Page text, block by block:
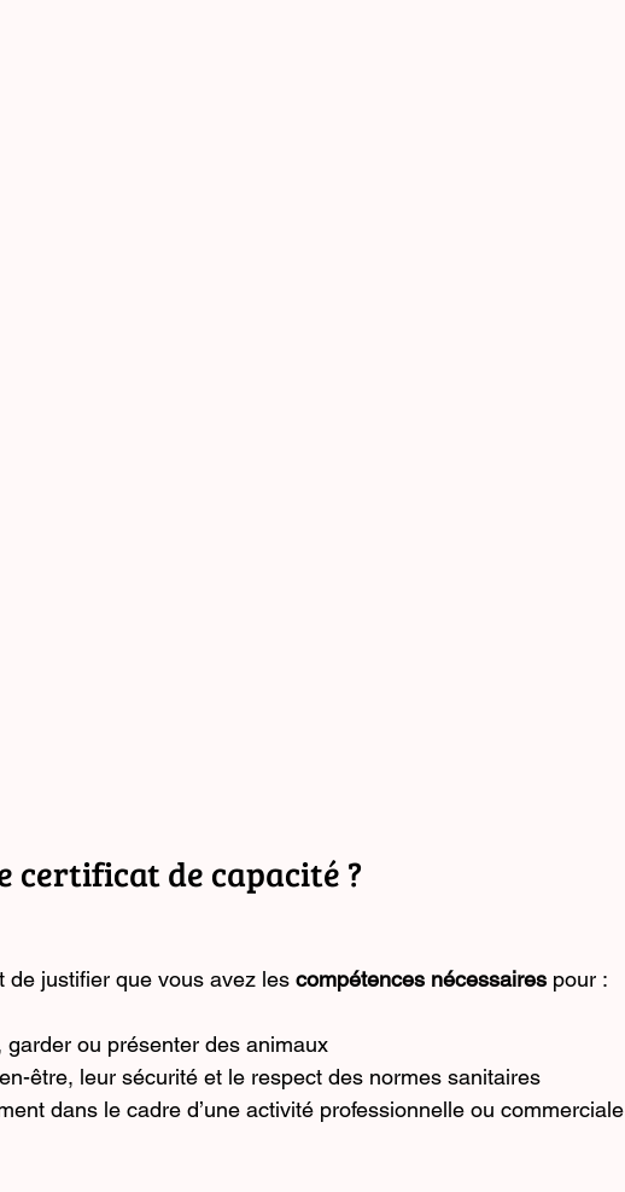
certificat de capacité ?
de justifier que vous avez les compétences nécessaires pour :
garder ou présenter des animaux
être, leur sécurité et le respect des normes sanitaires
dans le cadre d’une activité professionnelle ou commerciale